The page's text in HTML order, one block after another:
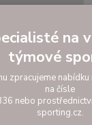
na
týmové
zpracujeme
na čísle
nebo
sporting.cz.